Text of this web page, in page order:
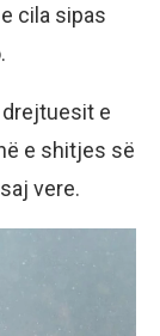
cila sipas
e
e shitjes së
vere.